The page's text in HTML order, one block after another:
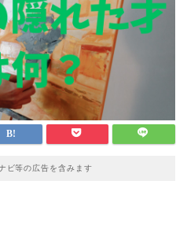
ビ等の広告を含みます